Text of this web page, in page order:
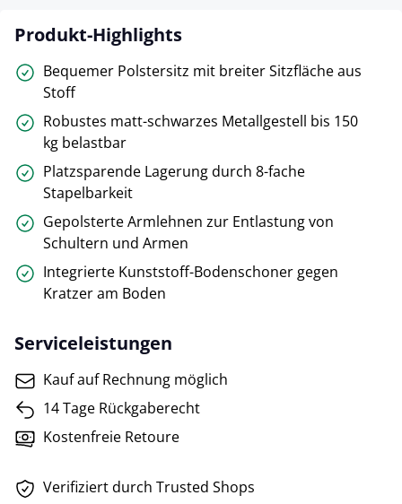
Produkt-Highlights
Bequemer Polstersitz mit breiter Sitzfläche aus
Stoff
Robustes matt-schwarzes Metallgestell bis 150
kg belastbar
Platzsparende Lagerung durch 8-fache
Stapelbarkeit
Gepolsterte Armlehnen zur Entlastung von
Schultern und Armen
Integrierte Kunststoff-Bodenschoner gegen
Kratzer am Boden
Serviceleistungen
Kauf auf Rechnung möglich
14 Tage Rückgaberecht
Kostenfreie Retoure
Verifiziert durch Trusted Shops